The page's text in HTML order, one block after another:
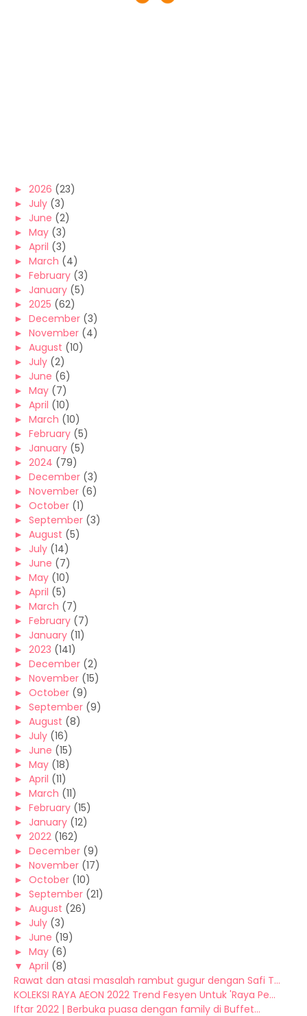
► 2026 (23)
► July (3)
► June (2)
► May (3)
► April (3)
► March (4)
► February (3)
► January (5)
► 2025 (62)
► December (3)
► November (4)
► August (10)
► July (2)
► June (6)
► May (7)
► April (10)
► March (10)
► February (5)
► January (5)
► 2024 (79)
► December (3)
► November (6)
► October (1)
► September (3)
► August (5)
► July (14)
► June (7)
► May (10)
► April (5)
► March (7)
► February (7)
► January (11)
► 2023 (141)
► December (2)
► November (15)
► October (9)
► September (9)
► August (8)
► July (16)
► June (15)
► May (18)
► April (11)
► March (11)
► February (15)
► January (12)
▼ 2022 (162)
► December (9)
► November (17)
► October (10)
► September (21)
► August (26)
► July (3)
► June (19)
► May (6)
▼ April (8)
Rawat dan atasi masalah rambut gugur dengan Safi T...
KOLEKSI RAYA AEON 2022 Trend Fesyen Untuk 'Raya Pe...
Iftar 2022 | Berbuka puasa dengan family di Buffet...